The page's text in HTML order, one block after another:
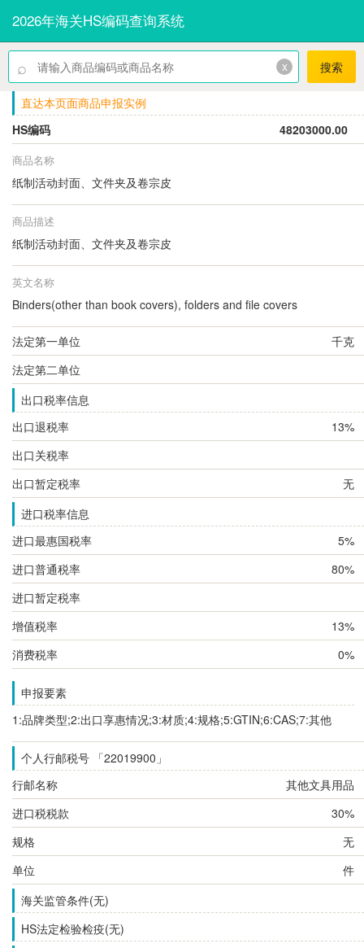
2026年海关HS编码查询系统
⌕ x 搜索
直达本页面商品申报实例
HS编码
48203000.00
商品名称
纸制活动封面、文件夹及卷宗皮
商品描述
纸制活动封面、文件夹及卷宗皮
英文名称
Binders(other than book covers), folders and file covers
法定第一单位
千克
法定第二单位
出口税率信息
出口退税率
13%
出口关税率
出口暂定税率
无
进口税率信息
进口最惠国税率
5%
进口普通税率
80%
进口暂定税率
增值税率
13%
消费税率
0%
申报要素
1:品牌类型;2:出口享惠情况;3:材质;4:规格;5:GTIN;6:CAS;7:其他
个人行邮税号 「22019900」
行邮名称
其他文具用品
进口税税款
30%
规格
无
单位
件
海关监管条件(无)
HS法定检验检疫(无)